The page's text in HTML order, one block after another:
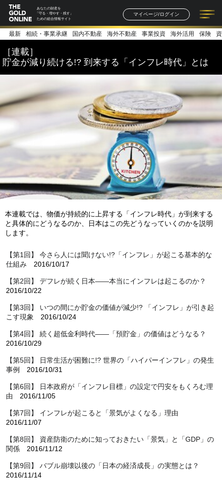
あなたの財産を
「守る・増やす・残す」
ための総合情報サイト
マイページ/ログイン
記事一覧 連載一覧
著者一覧 書籍一覧
最新 相続・事業承継 国内不動産 海外不動産 事業投資 海外活用 保険
［連載］
貯金が減り続ける!? 到来する「インフレ時代」とは
本連載では、物価が持続的に上昇する「インフレ時代」が到来する
と具体的にどうなるのか、日本はこの先どうなっていくのかを説明
します。
【第1回】 今さら人には聞けない!?「インフレ」が起こる基本的な
仕組み 2016/10/17
【第2回】 デフレが続く日本――本当にインフレは起こるのか？
2016/10/22
【第3回】 いつの間にか貯金の価値が減少!? 「インフレ」が引き起
こす現象
2016/10/24
【第4回】 続く超低金利時代――「預貯金」の価値はどうなる？
2016/10/29
【第5回】 日常生活が困難に!? 世界の「ハイパーインフレ」の発生
事例
2016/10/31
【第6回】 日本政府が「インフレ目標」の設定で円安をもくろむ理
由 2016/11/05
【第7回】 インフレが起こると「景気がよくなる」理由
2016/11/07
【第8回】 資産防衛のために知っておきたい「景気」と「GDP」の
関係 2016/11/12
【第9回】 バブル崩壊以後の「日本の経済成長」の実態とは？
2016/11/14